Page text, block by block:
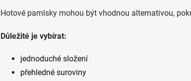
Hotové pamlsky mohou být vhodnou alternativou,
Důležité je vybírat:
jednoduché složení
přehledné suroviny